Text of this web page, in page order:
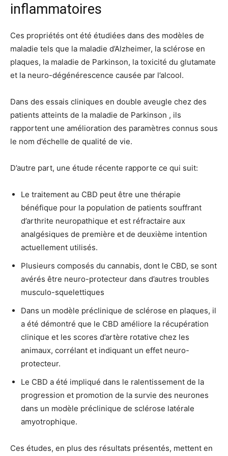
inflammatoires
Ces propriétés ont été étudiées dans des modèles de
maladie tels que la maladie d’Alzheimer, la sclérose en
plaques, la maladie de Parkinson, la toxicité du glutamate
et la neuro-dégénérescence causée par l’alcool.
Dans des essais cliniques en double aveugle chez des
patients atteints de la maladie de Parkinson , ils
rapportent une amélioration des paramètres connus sous
le nom d’échelle de qualité de vie.
D’autre part, une étude récente rapporte ce qui suit:
Le traitement au CBD peut être une thérapie
bénéfique pour la population de patients souffrant
d’arthrite neuropathique et est réfractaire aux
analgésiques de première et de deuxième intention
actuellement utilisés.
Plusieurs composés du cannabis, dont le CBD, se sont
avérés être neuro-protecteur dans d’autres troubles
musculo-squelettiques
Dans un modèle préclinique de sclérose en plaques, il
a été démontré que le CBD améliore la récupération
clinique et les scores d’artère rotative chez les
animaux, corrélant et indiquant un effet neuro-
protecteur.
Le CBD a été impliqué dans le ralentissement de la
progression et promotion de la survie des neurones
dans un modèle préclinique de sclérose latérale
amyotrophique.
Ces études, en plus des résultats présentés, mettent en